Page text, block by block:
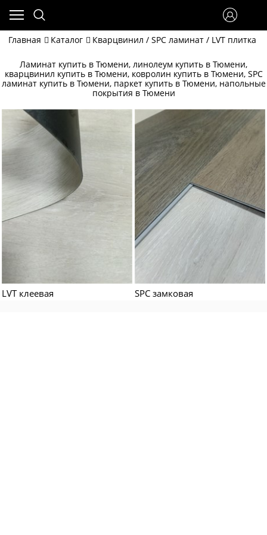
Главная Каталог Кварцвинил / SPC ламинат / LVT плитка
Ламинат купить в Тюмени, линолеум купить в Тюмени,
кварцвинил купить в Тюмени, ковролин купить в Тюмени, SPC
ламинат купить в Тюмени, паркет купить в Тюмени, напольные
покрытия в Тюмени
LVT клеевая SPC замковая